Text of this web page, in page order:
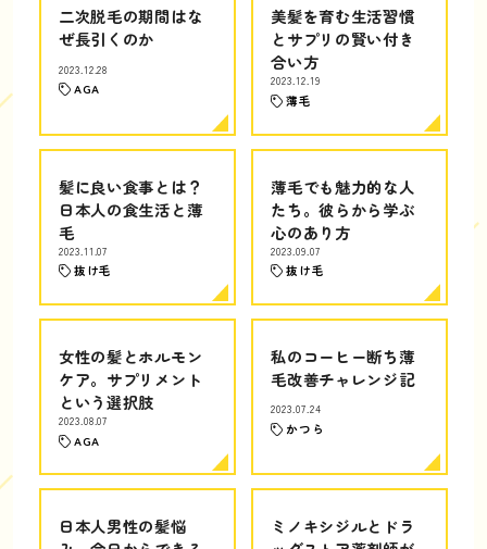
二次脱毛の期間はな
ぜ長引くのか
2023.12.28
AGA
美髪を育む生活習慣
とサプリの賢い付き
合い方
2023.12.19
薄毛
髪に良い食事とは？
日本人の食生活と薄
毛
2023.11.07
抜け毛
薄毛でも魅力的な人
たち。彼らから学ぶ
心のあり方
2023.09.07
抜け毛
女性の髪とホルモン
ケア。サプリメント
という選択肢
2023.08.07
AGA
私のコーヒー断ち薄
毛改善チャレンジ記
2023.07.24
かつら
日本人男性の髪悩
ミノキシジルとドラ